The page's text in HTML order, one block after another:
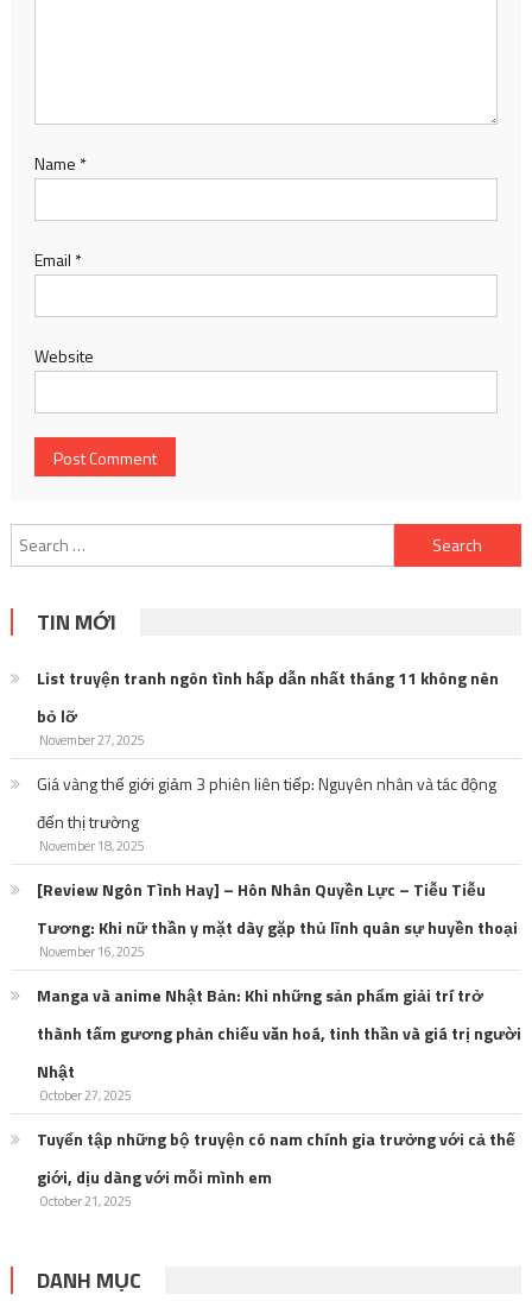
Name *
Email *
Website
Search
for:
TIN MỚI
List truyện tranh ngôn tình hấp dẫn nhất tháng 11 không nên
bỏ lỡ
November 27, 2025
Giá vàng thế giới giảm 3 phiên liên tiếp: Nguyên nhân và tác động
đến thị trường
November 18, 2025
[Review Ngôn Tình Hay] – Hôn Nhân Quyền Lực – Tiễu Tiễu
Tương: Khi nữ thần y mặt dày gặp thủ lĩnh quân sự huyền thoại
November 16, 2025
Manga và anime Nhật Bản: Khi những sản phẩm giải trí trở
thành tấm gương phản chiếu văn hoá, tinh thần và giá trị người
Nhật
October 27, 2025
Tuyển tập những bộ truyện có nam chính gia trưởng với cả thế
giới, dịu dàng với mỗi mình em
October 21, 2025
DANH MỤC